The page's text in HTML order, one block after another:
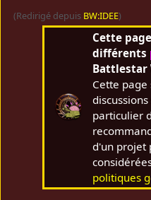
(Redirigé depuis BW:IDEE)
Cette
différents
Battlestar
Cette
particulier
d'un projet
politiques